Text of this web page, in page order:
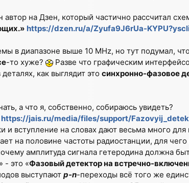
на Дзен, который частично рассчитал
https://dzen.ru/a/Zyufa9J6rUa-
в диапазоне выше 10 MHz, но тут подумал,
-то хуже?
Разве что графическим
как выглядит это синхронно-фазовое
а что я, собственно, собираюсь увидеть?
https://jais.ru/media/files/support/
и вступление на словах дают весьма много
на половине частоты радиостанции, для
амплитуда сигнала гетеродина должна
» - это «Фазовый детектор на встречно-
выступают p-n-переходы всё того же